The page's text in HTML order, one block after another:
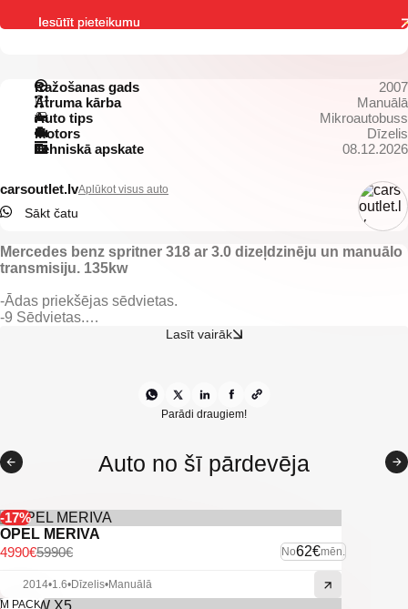
Ražošanas gads
2007
Ātruma kārba
Manuālā
Auto tips
Mikroautobuss
Motors
Dīzelis
Tehniskā apskate
08.12.2026
carsoutlet.lvAplūkot visus auto
Sākt čatu
Mercedes benz spritner 318 ar 3.0 dizeļdzinēju un manuālo
transmisiju. 135kw
-Ādas priekšējas sēdvietas.
-9 Sēdvietas.
Lasīt vairāk
Parādi draugiem!
Auto no šī pārdevēja
-17%
OPEL MERIVA
No62€mēn.
5990€
4990€
2014•1.6•Dīzelis•Manuālā
-9%
M PACK